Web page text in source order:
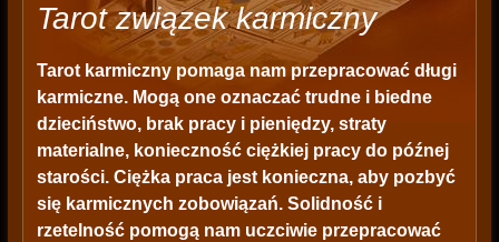
Tarot związek karmiczny
Tarot karmiczny pomaga nam przepracować długi
karmiczne. Mogą one oznaczać trudne i biedne
dzieciństwo, brak pracy i pieniędzy, straty
materialne, konieczność ciężkiej pracy do późnej
starości. Ciężka praca jest konieczna, aby pozbyć
się karmicznych zobowiązań. Solidność i
rzetelność pomogą nam uczciwie przepracować